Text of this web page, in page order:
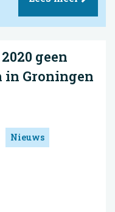
geen
in Groningen
Nieuws